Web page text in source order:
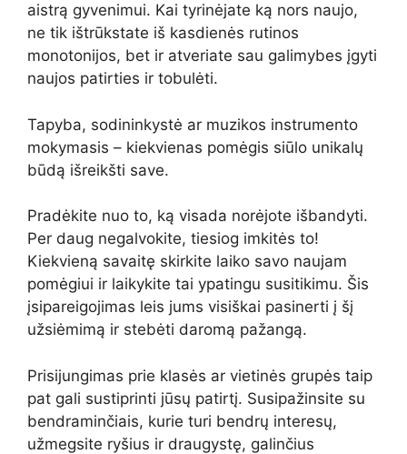
aistrą gyvenimui. Kai tyrinėjate ką nors naujo,
ne tik ištrūkstate iš kasdienės rutinos
monotonijos, bet ir atveriate sau galimybes įgyti
naujos patirties ir tobulėti.
Tapyba, sodininkystė ar muzikos instrumento
mokymasis – kiekvienas pomėgis siūlo unikalų
būdą išreikšti save.
Pradėkite nuo to, ką visada norėjote išbandyti.
Per daug negalvokite, tiesiog imkitės to!
Kiekvieną savaitę skirkite laiko savo naujam
pomėgiui ir laikykite tai ypatingu susitikimu. Šis
įsipareigojimas leis jums visiškai pasinerti į šį
užsiėmimą ir stebėti daromą pažangą.
Prisijungimas prie klasės ar vietinės grupės taip
pat gali sustiprinti jūsų patirtį. Susipažinsite su
bendraminčiais, kurie turi bendrų interesų,
užmegsite ryšius ir draugystę, galinčius